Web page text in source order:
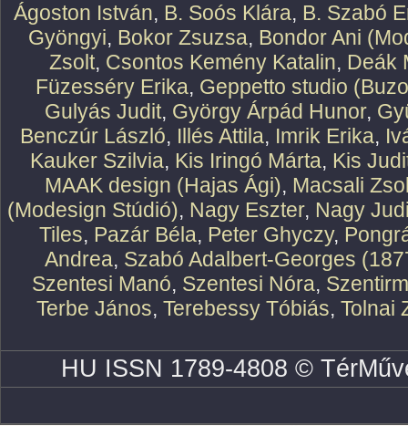
Ágoston István, B. Soós Klára, B. Szabó
Gyöngyi, Bokor Zsuzsa, Bondor Ani
Zsolt, Csontos Kemény Katalin, Deák
Füzesséry Erika, Geppetto studio
Gulyás Judit, György Árpád Hunor,
Benczúr László, Illés Attila, Imrik Erika,
Kauker Szilvia, Kis Iringó Márta, Kis
MAAK design (Hajas Ági), Macsali
(Modesign Stúdió), Nagy Eszter, Nagy
Tiles, Pazár Béla, Peter Ghyczy,
Andrea, Szabó Adalbert-Georges
Szentesi Manó, Szentesi Nóra,
Terbe János, Terebessy Tóbiás, Tolnai
HU ISSN 1789-4808 ©